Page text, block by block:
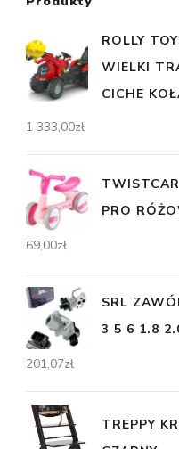
ROLLY
WIELKI
CICHE
1 333,00zł
PRO
69,00zł
SRL
3 5 6 1.8
201,07zł
TREPPY